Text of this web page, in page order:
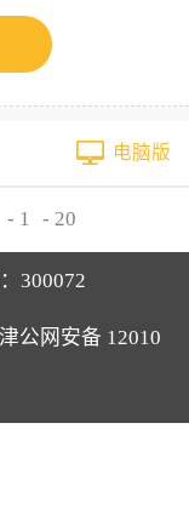
电脑版
- 1 - 20
300072
公网安备 12010